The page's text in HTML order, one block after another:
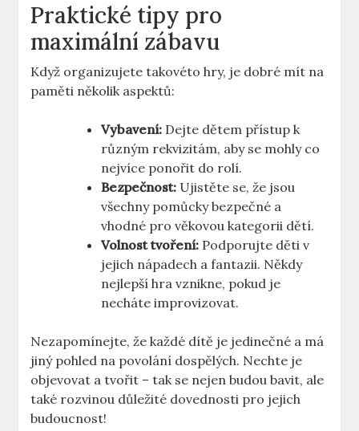
Praktické tipy pro
maximální zábavu
Když organizujete takovéto hry, je dobré mít na
paměti několik aspektů:
Vybavení: Dejte dětem přístup k
různým rekvizitám, aby se mohly co
nejvíce ponořit do rolí.
Bezpečnost: Ujistěte se, že jsou
všechny pomůcky bezpečné a
vhodné pro věkovou kategorii dětí.
Volnost tvoření: Podporujte děti v
jejich nápadech a fantazii. Někdy
nejlepší hra vznikne, pokud je
necháte improvizovat.
Nezapomínejte, že každé dítě je jedinečné a má
jiný pohled na povolání dospělých. Nechte je
objevovat a tvořit – tak se nejen budou bavit, ale
také rozvinou důležité dovednosti pro jejich
budoucnost!